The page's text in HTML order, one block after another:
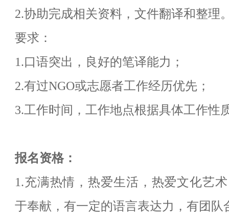
2.协助完成相关资料，文件翻译和整理
要求：
1.口语突出，良好的笔译能力；
2.有过NGO或志愿者工作经历优先；
3.工作时间，工作地点根据具体工作性
报名资格：
1.充满热情，热爱生活，热爱文化艺
于奉献，有一定的语言表达力， 有团队